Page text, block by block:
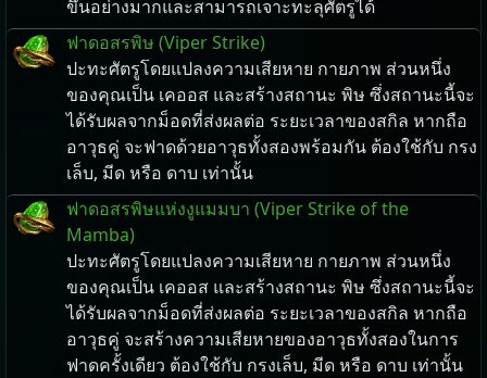
ขึ้นอย่างมากและสามารถเจาะทะลุศัตรูได้
ฟาดอสรพิษ (Viper Strike)
ปะทะศัตรูโดยแปลงความเสียหาย กายภาพ ส่วนหนึ่ง
ของคุณเป็น เคออส และสร้างสถานะ พิษ ซึ่งสถานะนี้จะ
ได้รับผลจากม็อดที่ส่งผลต่อ ระยะเวลาของสกิล หากถือ
อาวุธคู่ จะฟาดด้วยอาวุธทั้งสองพร้อมกัน ต้องใช้กับ กรง
เล็บ, มีด หรือ ดาบ เท่านั้น
ฟาดอสรพิษแห่งงูแมมบา (Viper Strike of the
Mamba)
ปะทะศัตรูโดยแปลงความเสียหาย กายภาพ ส่วนหนึ่ง
ของคุณเป็น เคออส และสร้างสถานะ พิษ ซึ่งสถานะนี้จะ
ได้รับผลจากม็อดที่ส่งผลต่อ ระยะเวลาของสกิล หากถือ
อาวุธคู่ จะสร้างความเสียหายของอาวุธทั้งสองในการ
ฟาดครั้งเดียว ต้องใช้กับ กรงเล็บ, มีด หรือ ดาบ เท่านั้น